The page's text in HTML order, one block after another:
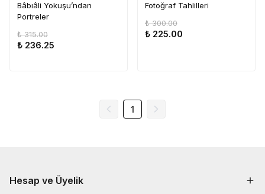
Bâbıâli Yokuşu’ndan
Portreler
₺ 315.00
₺ 236.25
Fotoğraf Tahlilleri
₺ 300.00
₺ 225.00
1
Hesap ve Üyelik